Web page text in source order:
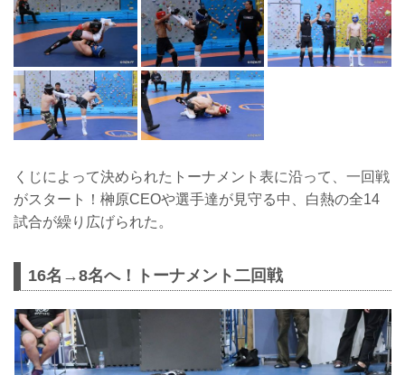
くじによって決められたトーナメント表に沿って、一回戦
がスタート！榊原CEOや選手達が見守る中、白熱の全14
試合が繰り広げられた。
16名→8名へ！トーナメント二回戦